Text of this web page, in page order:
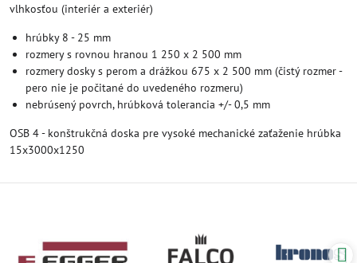
vlhkosťou (interiér a exteriér)
hrúbky 8 - 25 mm
rozmery s rovnou hranou 1 250 x 2 500 mm
rozmery dosky s perom a drážkou 675 x 2 500 mm (čistý rozmer -
pero nie je počitané do uvedeného rozmeru)
nebrúsený povrch, hrúbková tolerancia +/- 0,5 mm
OSB 4 - konštrukčná doska pre vysoké mechanické zaťaženie hrúbka
15x3000x1250